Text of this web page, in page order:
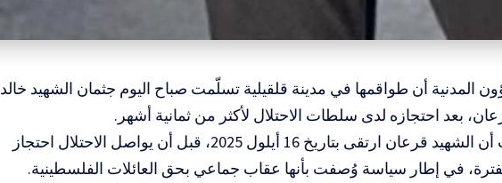
المدنية أن طواقمها في مدينة قلقيلية تسلّمت صباح اليوم جثمان الشهيد خالد
بعد احتجازه لدى سلطات الاحتلال لأكثر من ثمانية أشهر.
وأوضحت المعطيات أن الشهيد قرعان ارتقى بتاريخ 16 أيلول 2025، قبل أن يواصل الاحتلال احتجاز
في إطار سياسة وُصفت بأنها عقاب جماعي بحق العائلات الفلسطينية.